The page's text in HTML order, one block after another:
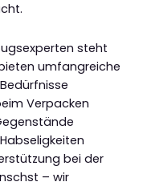
steht
umfangreiche
Verpacken
bei der
– wir